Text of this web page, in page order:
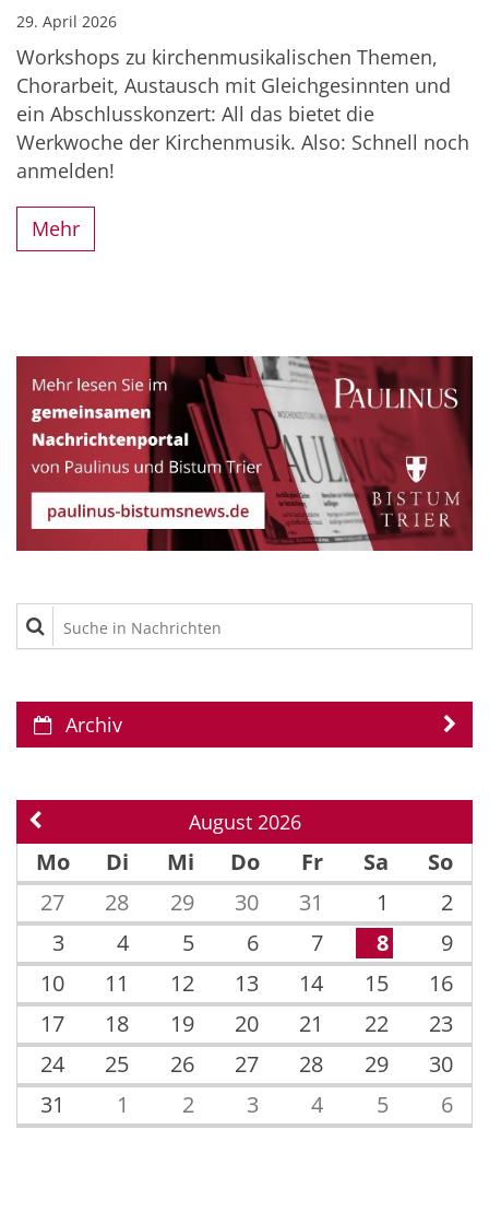
29. April 2026
Workshops zu kirchenmusikalischen Themen,
Chorarbeit, Austausch mit Gleichgesinnten und
ein Abschlusskonzert: All das bietet die
Werkwoche der Kirchenmusik. Also: Schnell noch
anmelden!
Mehr
Suche in Nachrichten
Archiv
Vorherige Seite August 2026
Mo Di Mi Do Fr Sa
So
27
28 29 30 31 1
2
3
4 5 6 7 8
9
10
11 12 13 14 15
16
17
18 19 20 21 22
23
24
25 26 27 28 29
30
31
1 2 3 4 5 6